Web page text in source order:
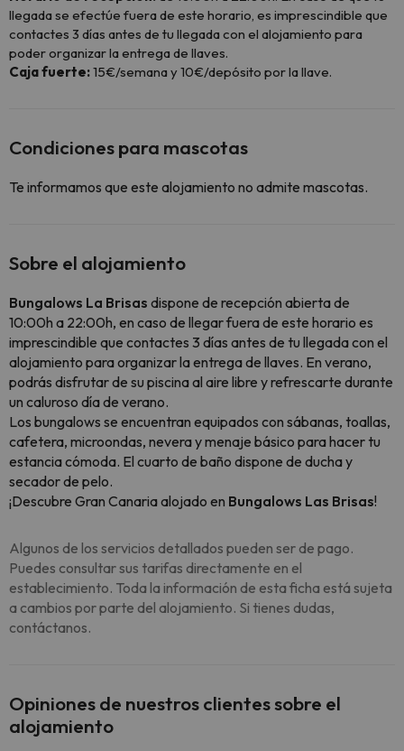
llegada se efectúe fuera de este horario, es imprescindible que
contactes 3 días antes de tu llegada con el alojamiento para
poder organizar la entrega de llaves.
Caja fuerte:15€/semana y 10€/depósito por la llave.
Condiciones para mascotas
Te informamos que este alojamiento no admite mascotas.
Sobre el alojamiento
Bungalows La Brisas dispone de recepción abierta de
10:00h a 22:00h, en caso de llegar fuera de este horario es
imprescindible que contactes 3 días antes de tu llegada con el
alojamiento para organizar la entrega de llaves. En verano,
podrás disfrutar de su piscina al aire libre y refrescarte durante
un caluroso día de verano.
Los bungalows se encuentran equipados con sábanas, toallas,
cafetera, microondas, nevera y menaje básico para hacer tu
estancia cómoda. El cuarto de baño dispone de ducha y
secador de pelo.
¡Descubre Gran Canaria alojado en Bungalows Las Brisas!
Algunos de los servicios detallados pueden ser de pago.
Puedes consultar sus tarifas directamente en el
establecimiento. Toda la información de esta ficha está sujeta
a cambios por parte del alojamiento. Si tienes dudas,
contáctanos.
Opiniones de nuestros clientes sobre el
alojamiento